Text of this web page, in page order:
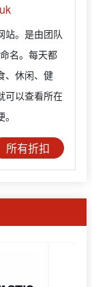
站。是由团队
名。每天都
、休闲、健
可以查看所在
所有折扣